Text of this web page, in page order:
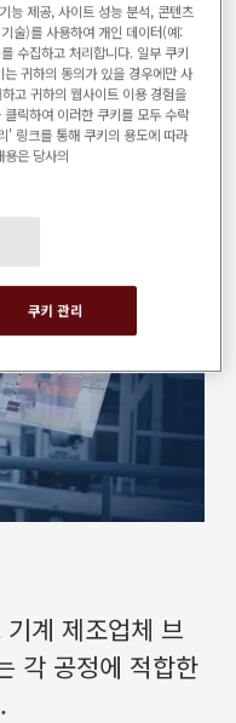
든 제조 기
니다.
계 제조업체 브
각 공정에 적합한
능 제공, 사이트 성능 분석, 콘텐츠
술)를 사용하여 개인 데이터(예:
수집하고 처리합니다. 일부 쿠키
귀하의 동의가 있을 경우에만 사
고 귀하의 웹사이트 이용 경험을
릭하여 이러한 쿠키를 모두 수락
' 링크를 통해 쿠키의 용도에 따라
은 당사의
쿠키 관리